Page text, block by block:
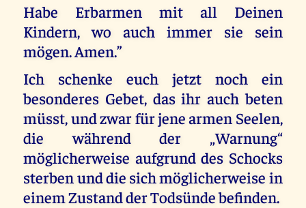
Habe Erbarmen mit all Deinen
Kindern, wo auch immer sie sein
mögen. Amen.”
Ich schenke euch jetzt noch ein
besonderes Gebet, das ihr auch beten
müsst, und zwar für jene armen Seelen,
die während der „Warnung“
möglicherweise aufgrund des Schocks
sterben und die sich möglicherweise in
einem Zustand der Todsünde befinden.